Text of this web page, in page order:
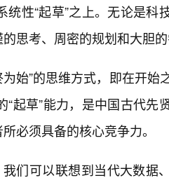
性“起草”之上。无论是科
思考、周密的规划和大胆的
始”的思维方式，即在开始
起草”能力，是中国古代先
必须具备的核心竞争力。
们可以联想到当代大数据